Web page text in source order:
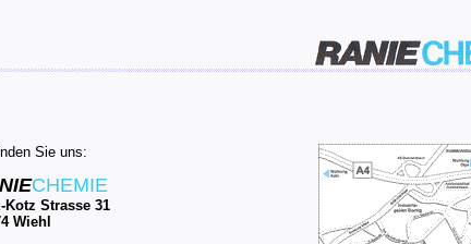
Sie uns:
CHEMIE
Kotz Strasse 31
Wiehl